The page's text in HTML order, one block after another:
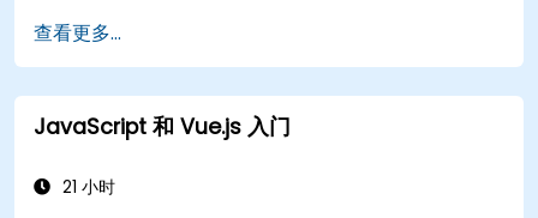
将 VueJS 集成到现有网页中。
使用 Vue 的生态系统来扩展框架的功能。
查看更多...
JavaScript 和 Vue.js 入门
21 小时